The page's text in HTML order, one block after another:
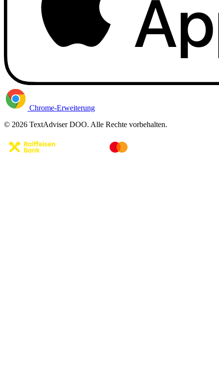
Chrome-Erweiterung
© 2026 TextAdviser DOO. Alle Rechte vorbehalten.